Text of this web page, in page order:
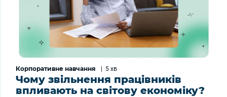
Корпоративне навчання | 5 хв
Чому звільнення працівників
впливають на світову економіку?